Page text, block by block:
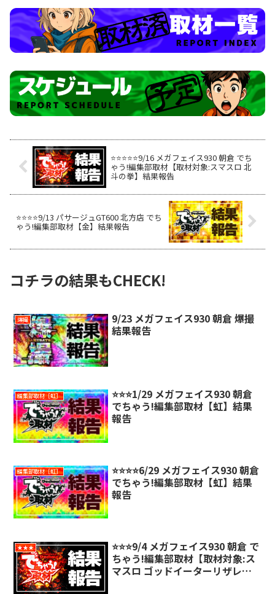
⭐️⭐️⭐️⭐️⭐️9/16 メガフェイス930 朝倉 でち
ゃう!編集部取材【取材対象:スマスロ 北
斗の拳】結果報告
⭐️⭐️⭐️⭐️9/13 パサージュGT600 北方店 でち
ゃう!編集部取材【金】結果報告
コチラの結果もCHECK!
爆撮
9/23 メガフェイス930 朝倉 爆撮
結果報告
編集部取材［虹］
⭐️⭐️⭐️1/29 メガフェイス930 朝倉
でちゃう!編集部取材【虹】結果
報告
編集部取材［虹］
⭐️⭐️⭐️⭐️6/29 メガフェイス930 朝倉
でちゃう!編集部取材【虹】結果
報告
★★★
⭐️⭐️⭐️9/4 メガフェイス930 朝倉 で
ちゃう!編集部取材【取材対象:ス
マスロ ゴッドイーターリザレク